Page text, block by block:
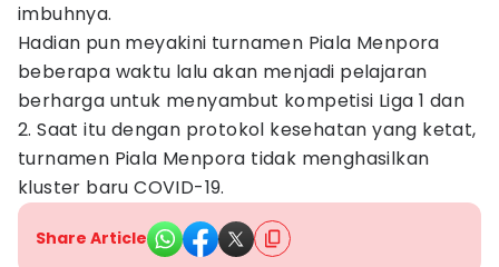
imbuhnya.
Hadian pun meyakini turnamen Piala Menpora
beberapa waktu lalu akan menjadi pelajaran
berharga untuk menyambut kompetisi Liga 1 dan
2. Saat itu dengan protokol kesehatan yang ketat,
turnamen Piala Menpora tidak menghasilkan
kluster baru COVID-19.
Share Article